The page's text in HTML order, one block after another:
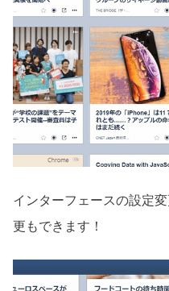
インターフェースの設定
更もできます！